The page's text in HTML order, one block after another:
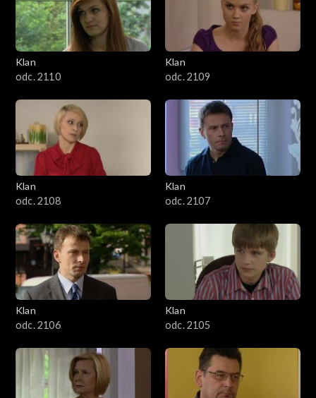
Klan
odc. 2110
Klan
odc. 2109
Klan
odc. 2108
Klan
odc. 2107
Klan
odc. 2106
Klan
odc. 2105